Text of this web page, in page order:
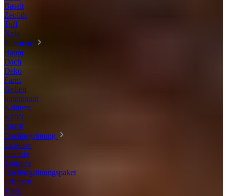
Basalt
Zeolith
Tuff
Xylit
Substrate
Baum
Dach
Deko
Farm
Grillen
Innenraum
Kakteen
Kübel
Rasen
Dachbegrünung
Extensiv
Intensiv
Zubehör
Dachbegrünungspaket
Pflanzen
Vlies